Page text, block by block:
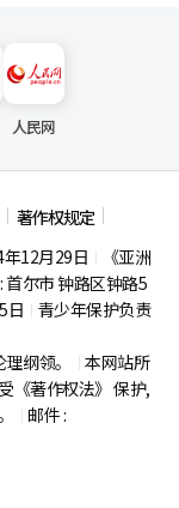
人民网
著作权规定
12月29日
《亚洲
首尔市钟路区钟路5
日
青少年保护负责
纲领。
本网站所
《著作权法》 保护,
邮件 :